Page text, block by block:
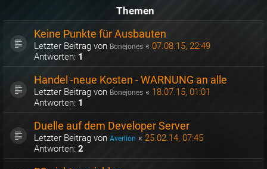
Themen
Keine Punkte für Ausbauten
Letzter Beitrag von Bonejones « 07.08.15, 22:49
Antworten: 1
Handel -neue Kosten - WARNUNG an alle
Letzter Beitrag von Bonejones « 18.07.15, 01:01
Antworten: 1
Duelle auf dem Developer Server
Letzter Beitrag von Averlion « 25.02.14, 07:45
Antworten: 2